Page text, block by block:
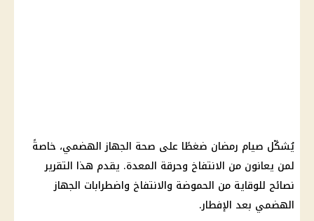
يُشكّل صيام رمضان ضغطًا على صحة الجهاز الهضمي، خاصةً
لمن يعانون من الانتفاخ وحرقة المعدة. يقدم هذا التقرير
نصائح للوقاية من الحموضة والانتفاخ واضطرابات الجهاز
الهضمي بعد الإفطار.